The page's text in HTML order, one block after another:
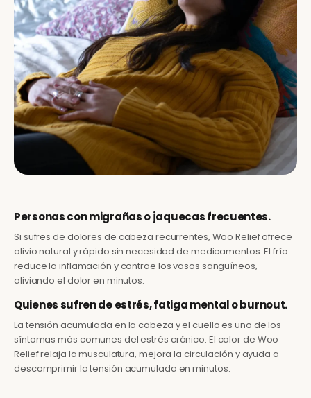
Personas con migrañas o jaquecas frecuentes.
Si sufres de dolores de cabeza recurrentes, Woo Relief ofrece
alivio natural y rápido sin necesidad de medicamentos. El frío
reduce la inflamación y contrae los vasos sanguíneos,
aliviando el dolor en minutos.
Quienes sufren de estrés, fatiga mental o burnout.
La tensión acumulada en la cabeza y el cuello es uno de los
síntomas más comunes del estrés crónico. El calor de Woo
Relief relaja la musculatura, mejora la circulación y ayuda a
descomprimir la tensión acumulada en minutos.